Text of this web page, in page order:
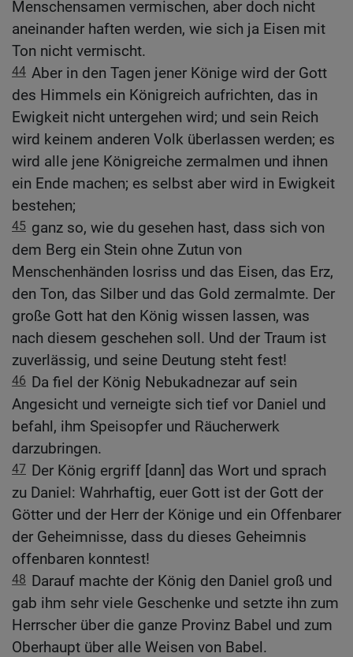
Menschensamen vermischen, aber doch nicht
aneinander haften werden, wie sich ja Eisen mit
Ton nicht vermischt.
44 Aber in den Tagen jener Könige wird der Gott
des Himmels ein Königreich aufrichten, das in
Ewigkeit nicht untergehen wird; und sein Reich
wird keinem anderen Volk überlassen werden; es
wird alle jene Königreiche zermalmen und ihnen
ein Ende machen; es selbst aber wird in Ewigkeit
bestehen;
45 ganz so, wie du gesehen hast, dass sich von
dem Berg ein Stein ohne Zutun von
Menschenhänden losriss und das Eisen, das Erz,
den Ton, das Silber und das Gold zermalmte. Der
große Gott hat den König wissen lassen, was
nach diesem geschehen soll. Und der Traum ist
zuverlässig, und seine Deutung steht fest!
46 Da fiel der König Nebukadnezar auf sein
Angesicht und verneigte sich tief vor Daniel und
befahl, ihm Speisopfer und Räucherwerk
darzubringen.
47 Der König ergriff [dann] das Wort und sprach
zu Daniel: Wahrhaftig, euer Gott ist der Gott der
Götter und der Herr der Könige und ein Offenbarer
der Geheimnisse, dass du dieses Geheimnis
offenbaren konntest!
48 Darauf machte der König den Daniel groß und
gab ihm sehr viele Geschenke und setzte ihn zum
Herrscher über die ganze Provinz Babel und zum
Oberhaupt über alle Weisen von Babel.